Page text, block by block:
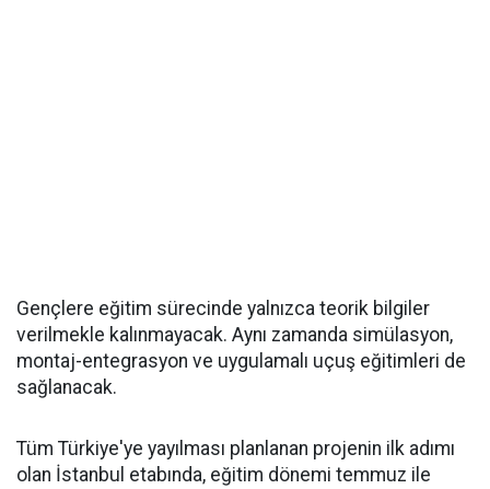
Gençlere eğitim sürecinde yalnızca teorik bilgiler
verilmekle kalınmayacak. Aynı zamanda simülasyon,
montaj-entegrasyon ve uygulamalı uçuş eğitimleri de
sağlanacak.
Tüm Türkiye'ye yayılması planlanan projenin ilk adımı
olan İstanbul etabında, eğitim dönemi temmuz ile